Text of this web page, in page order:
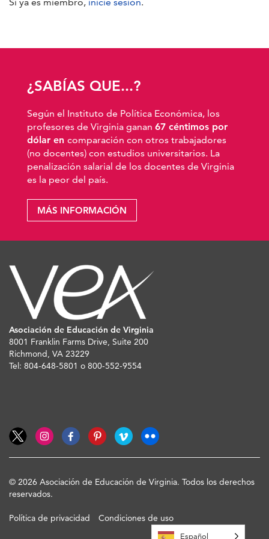
¿SABÍAS QUE...?
Según el Instituto de Política Económica, los
profesores de Virginia ganan 67 céntimos por
dólar en comparación con otros trabajadores
(no docentes) con estudios universitarios. La
penalización salarial de los docentes de Virginia
es la peor del país.
MÁS INFORMACIÓN
Asociación de Educación de Virginia
8001 Franklin Farms Drive, Suite 200
Richmond, VA 23229
Tel: 804-648-5801 o 800-552-9554
© 2026 Asociación de Educación de Virginia. Todos los derechos
reservados.
Política de privacidad Condiciones de uso
Español